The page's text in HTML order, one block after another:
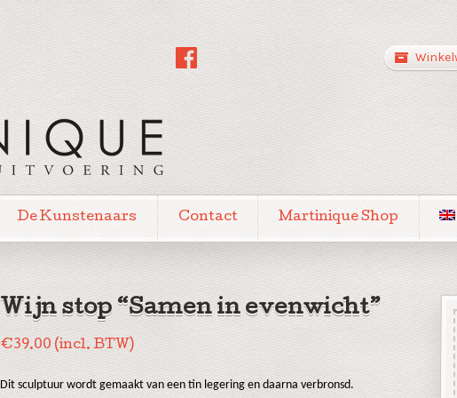
De Kunstenaars Contact Martinique Shop
Wijn stop “Samen in evenwicht”
€39.00 (incl. BTW)
Dit sculptuur wordt gemaakt van een tin legering en daarna verbronsd.